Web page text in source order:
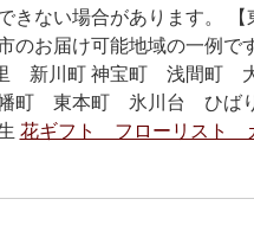
きない場合があります。 【
お届け可能地域の一例で
川町 神宝町 浅間町
東本町 氷川台 ひばり
花ギフト フローリスト